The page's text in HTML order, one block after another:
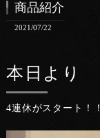
商品紹介
2021/07/22
4連休がスタート！！
本日より